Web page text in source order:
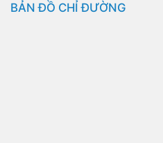
BẢN ĐỒ CHỈ ĐƯỜNG